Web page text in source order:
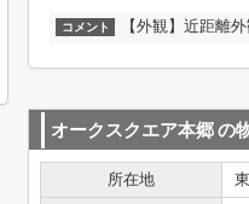
コメント 【外観】近距離
オークスクエア本郷の
所在地